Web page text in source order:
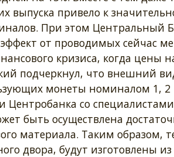
выпуска привело к
При этом Центральный
от проводимых сейчас
кризиса, когда цены
подчеркнул, что внешний
монеты номиналом 1, 2
Центробанка со
быть осуществлена
материала. Таким образом,
двора, будут изготовлены из